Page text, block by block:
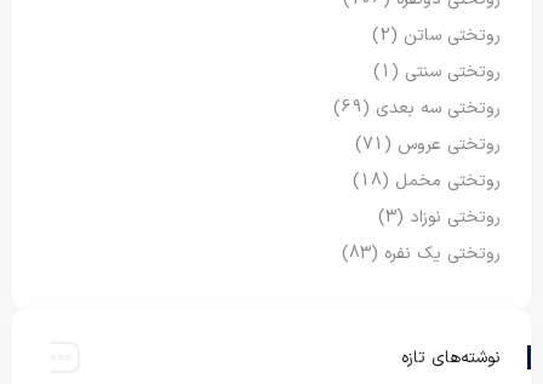
روتختی ساتن (2)
روتختی سنتی (1)
روتختی سه بعدی (69)
روتختی عروس (71)
روتختی مخمل (18)
روتختی نوزاد (3)
روتختی یک نفره (83)
نوشته‌های تازه